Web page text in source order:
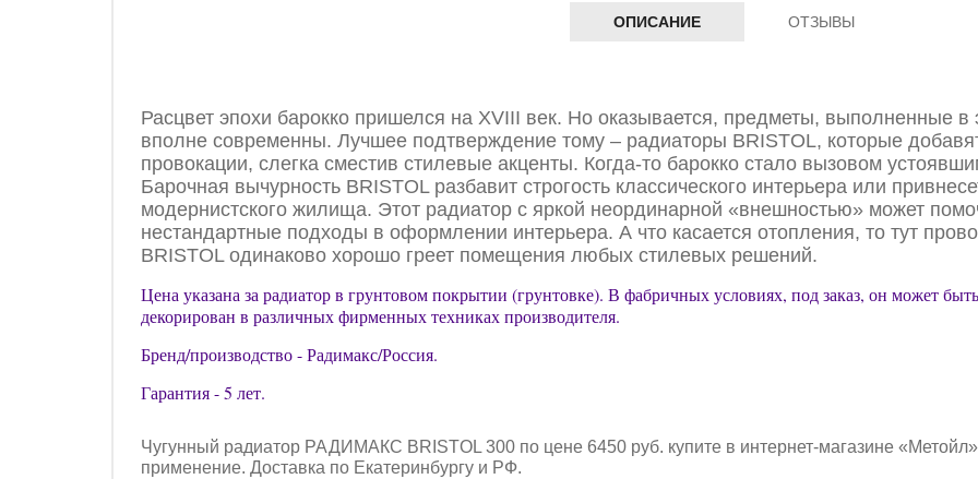
ОПИСАНИЕ ОТЗЫВЫ
Расцвет эпохи барокко пришелся на XVIII век. Но оказывается, предметы, выполненные в
вполне современны. Лучшее подтверждение тому – радиаторы BRISTOL, которые
провокации, слегка сместив стилевые акценты. Когда-то барокко стало вызовом
Барочная вычурность BRISTOL разбавит строгость классического интерьера или
модернистского жилища. Этот радиатор с яркой неординарной «внешностью» может
нестандартные подходы в оформлении интерьера. А что касается отопления, то тут
BRISTOL одинаково хорошо греет помещения любых стилевых решений.
Цена указана за радиатор в грунтовом покрытии (грунтовке). В фабричных условиях, под заказ, он может
декорирован в различных фирменных техниках производителя.
Бренд/производство - Радимакс/Россия.
Гарантия - 5 лет.
Чугунный радиатор РАДИМАКС BRISTOL 300 по цене 6450 руб. купите в интернет-магазине
применение. Доставка по Екатеринбургу и РФ.